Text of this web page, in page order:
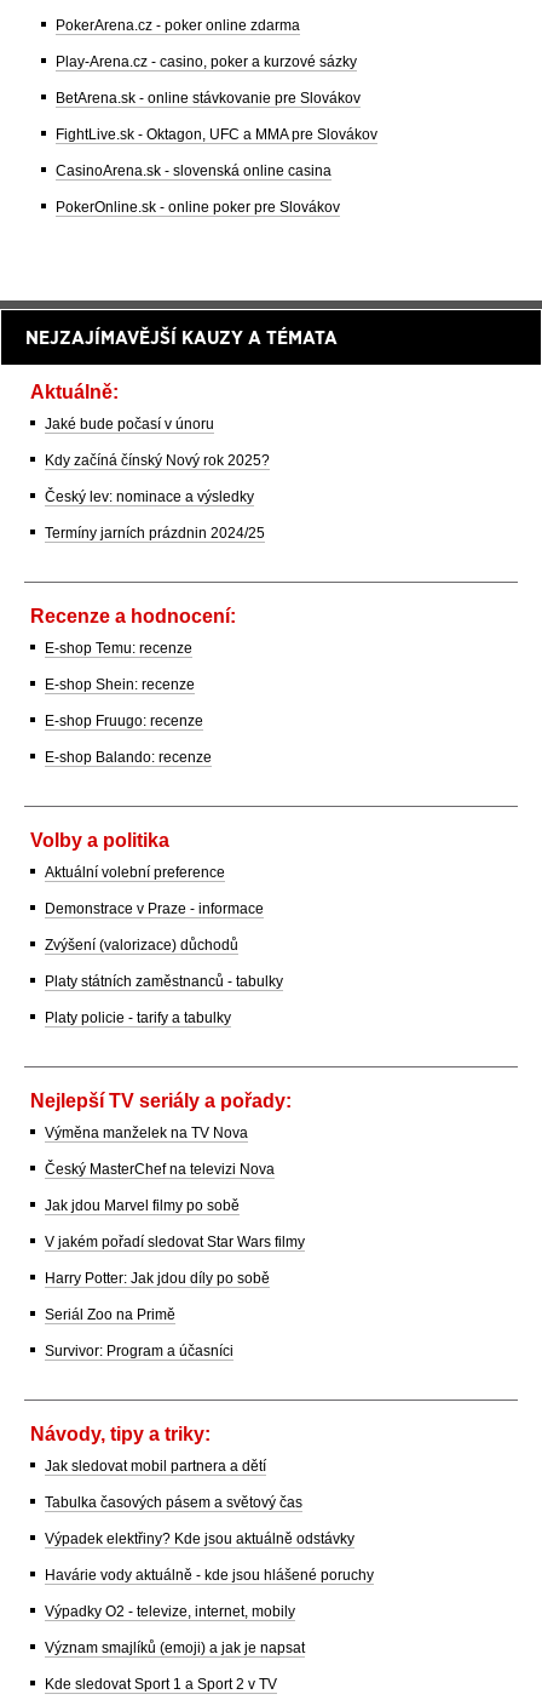
PokerArena.cz - poker online zdarma
Play-Arena.cz - casino, poker a kurzové sázky
BetArena.sk - online stávkovanie pre Slovákov
FightLive.sk - Oktagon, UFC a MMA pre Slovákov
CasinoArena.sk - slovenská online casina
PokerOnline.sk - online poker pre Slovákov
NEJZAJÍMAVĚJŠÍ KAUZY A TÉMATA
Aktuálně:
Jaké bude počasí v únoru
Kdy začíná čínský Nový rok 2025?
Český lev: nominace a výsledky
Termíny jarních prázdnin 2024/25
Recenze a hodnocení:
E-shop Temu: recenze
E-shop Shein: recenze
E-shop Fruugo: recenze
E-shop Balando: recenze
Volby a politika
Aktuální volební preference
Demonstrace v Praze - informace
Zvýšení (valorizace) důchodů
Platy státních zaměstnanců - tabulky
Platy policie - tarify a tabulky
Nejlepší TV seriály a pořady:
Výměna manželek na TV Nova
Český MasterChef na televizi Nova
Jak jdou Marvel filmy po sobě
V jakém pořadí sledovat Star Wars filmy
Harry Potter: Jak jdou díly po sobě
Seriál Zoo na Primě
Survivor: Program a účasníci
Návody, tipy a triky:
Jak sledovat mobil partnera a dětí
Tabulka časových pásem a světový čas
Výpadek elektřiny? Kde jsou aktuálně odstávky
Havárie vody aktuálně - kde jsou hlášené poruchy
Výpadky O2 - televize, internet, mobily
Význam smajlíků (emoji) a jak je napsat
Kde sledovat Sport 1 a Sport 2 v TV